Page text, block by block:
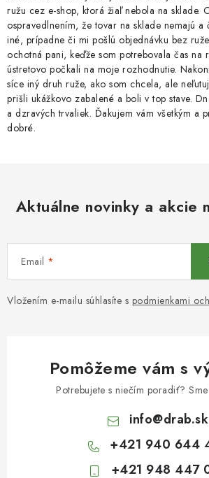
ružu cez e-shop, ktorá žiaľ nebola na sklade.
ospravedlnením, že tovar na sklade nemajú
iné, prípadne či mi pošlú objednávku bez
ochotná pani, keďže som potrebovala čas na
ústretovo počkali na moje rozhodnutie.
síce iný druh ruže, ako som chcela, ale
prišli ukážkovo zabalené a boli v top stave.
a dzravých trvaliek. Ďakujem vám všetkým a
dobré.
Aktuálne novinky a akcie
Email
Vložením e-mailu súhlasíte s podmienkami
Pomôžeme vám s
Potrebujete s niečím poradiť?
info@drab.sk
+421 940 644
+421 948 447